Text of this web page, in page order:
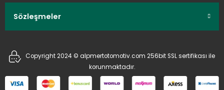
Sözleşmeler
Copyright 2024 © alpmertotomotiv.com 256bit SSL sertifikası ile
korunmaktadır.